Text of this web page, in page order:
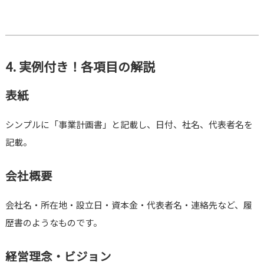
4. 実例付き！各項目の解説
表紙
シンプルに「事業計画書」と記載し、日付、社名、代表者名を
記載。
会社概要
会社名・所在地・設立日・資本金・代表者名・連絡先など、履
歴書のようなものです。
経営理念・ビジョン